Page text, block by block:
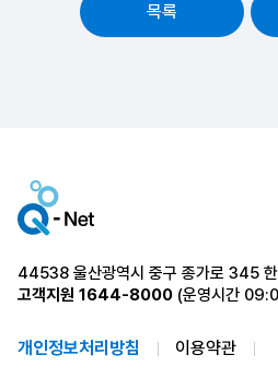
목록
44538 울산광역시 중구 종가로 345 한
고객지원 1644-8000 (운영시간
개인정보처리방침
이용약관